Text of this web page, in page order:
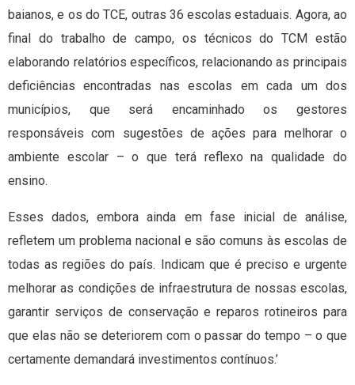
baianos, e os do TCE, outras 36 escolas estaduais. Agora, ao
final do trabalho de campo, os técnicos do TCM estão
elaborando relatórios específicos, relacionando as principais
deficiências encontradas nas escolas em cada um dos
municípios, que será encaminhado os gestores
responsáveis com sugestões de ações para melhorar o
ambiente escolar – o que terá reflexo na qualidade do
ensino.
Esses dados, embora ainda em fase inicial de análise,
refletem um problema nacional e são comuns às escolas de
todas as regiões do país. Indicam que é preciso e urgente
melhorar as condições de infraestrutura de nossas escolas,
garantir serviços de conservação e reparos rotineiros para
que elas não se deteriorem com o passar do tempo – o que
certamente demandará investimentos contínuos.’